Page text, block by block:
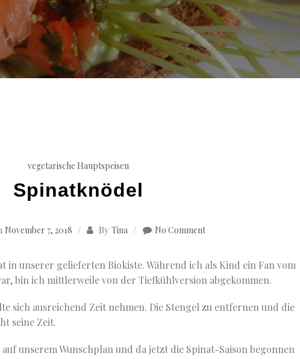
vegetarische Hauptspeisen
Spinatknödel
November 7, 2018 By Tina No Comment
in unserer gelieferten Biokiste. Während ich als Kind ein Fan vom
bin ich mittlerweile von der Tiefkühlversion abgekommen.
sich ausreichend Zeit nehmen. Die Stengel zu entfernen und die
seine Zeit.
unserem Wunschplan und da jetzt die Spinat-Saison begonnen